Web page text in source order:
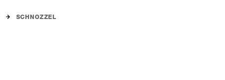
SCHNOZZEL